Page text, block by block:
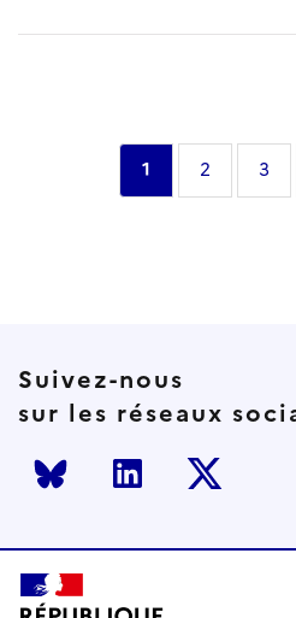
Page
courante
1 Page
2 Page
3
Suivez-nous
sur les réseaux
Bluesky LinkedInTwitter